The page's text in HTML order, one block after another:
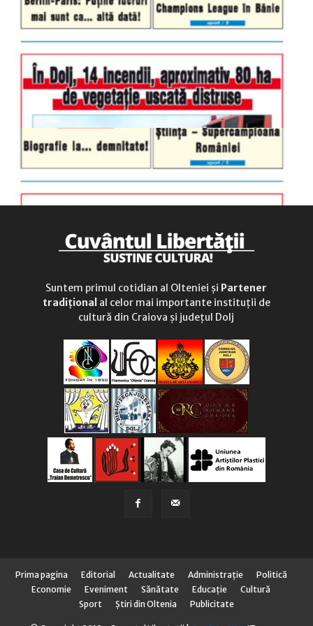
luni-vineri
9.00 - 17.00
duminică
9.00 - 12.00
Suntem primul cotidian al Olteniei și Partener
tradițional al celor mai importante instituții de
cultură din Craiova și județul Dolj
Prima pagina Editorial Actualitate Administraţie
Politică
Economie
Eveniment Sănătate Educaţie
Cultură
Sport
Știri din Oltenia Publicitate